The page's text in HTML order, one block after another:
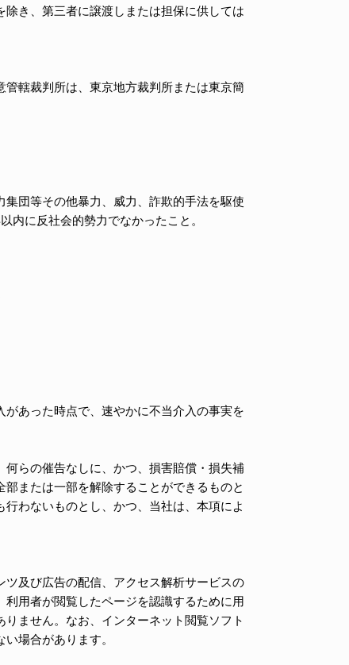
き、第三者に譲渡しまたは担保に供しては
轄裁判所は、東京地方裁判所または東京簡
団等その他暴力、威力、詐欺的手法を駆使
内に反社会的勢力でなかったこと。
あった時点で、速やかに不当介入の事実を
らの催告なしに、かつ、損害賠償・損失補
または一部を解除することができるものと
わないものとし、かつ、当社は、本項によ
及び広告の配信、アクセス解析サービスの
用者が閲覧したページを認識するために用
ません。なお、インターネット閲覧ソフト
場合があります。